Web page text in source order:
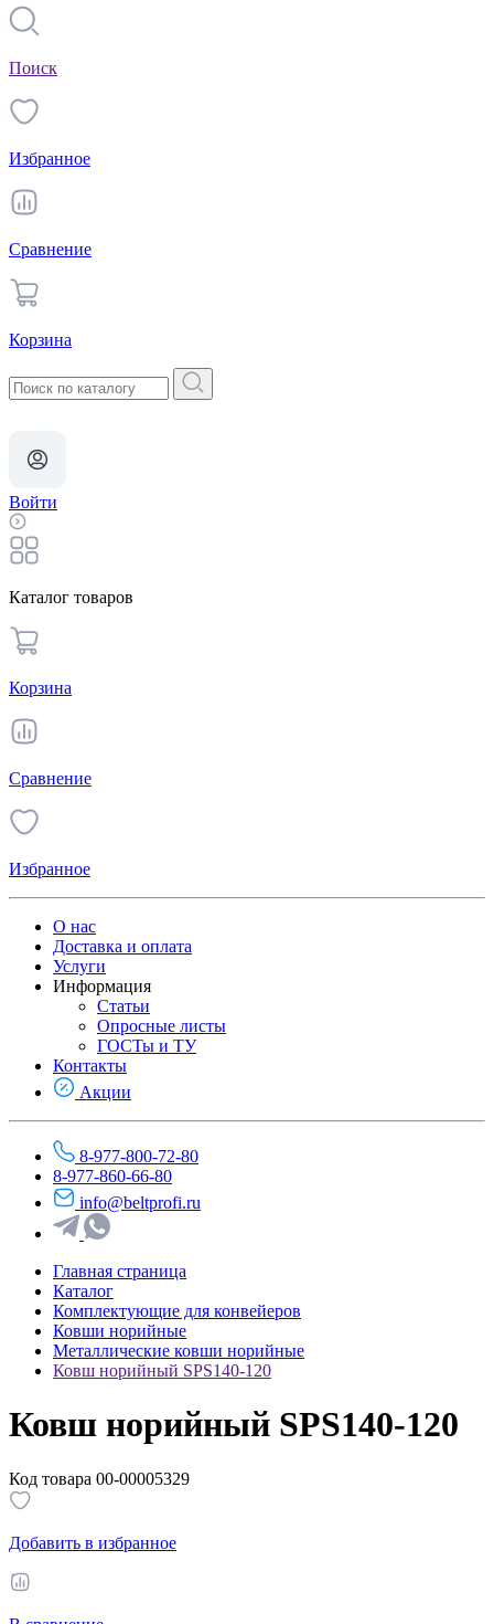
Поиск
Избранное
Сравнение
Корзина
Войти
Каталог товаров
Корзина
Сравнение
Избранное
О нас
Доставка и оплата
Услуги
Информация
Статьи
Опросные листы
ГОСТы и ТУ
Контакты
Акции
8-977-800-72-80
8-977-860-66-80
info@beltprofi.ru
Главная страница
Каталог
Комплектующие для конвейеров
Ковши норийные
Металлические ковши норийные
Ковш норийный SPS140-120
Ковш норийный SPS140-120
Код товара 00-00005329
Добавить в избранное